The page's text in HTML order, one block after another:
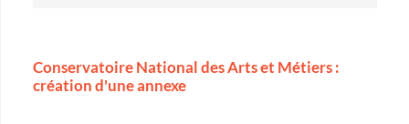
Conservatoire National des Arts et Métiers :
création d'une annexe